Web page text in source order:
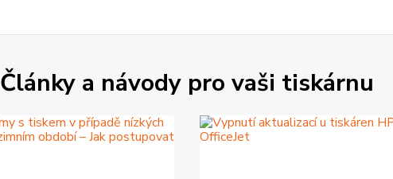
Články a návody pro vaši tiskárnu